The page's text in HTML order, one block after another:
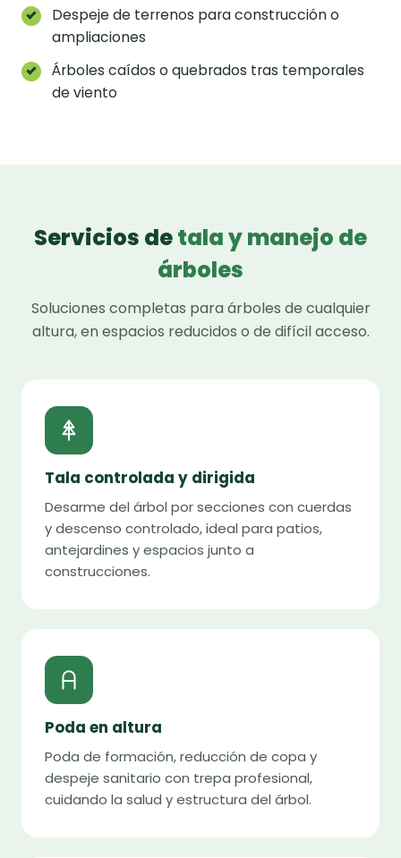
Despeje de terrenos para construcción o
ampliaciones
Árboles caídos o quebrados tras temporales
de viento
Servicios detala y manejo de
árboles
Soluciones completas para árboles de cualquier
altura, en espacios reducidos o de difícil acceso.
Tala controlada y dirigida
Desarme del árbol por secciones con cuerdas
y descenso controlado, ideal para patios,
antejardines y espacios junto a
construcciones.
Poda en altura
Poda de formación, reducción de copa y
despeje sanitario con trepa profesional,
cuidando la salud y estructura del árbol.